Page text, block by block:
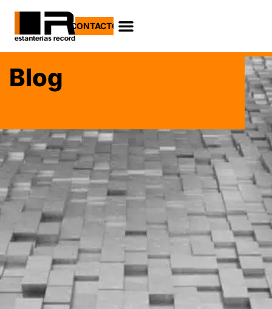
CONTACTO
Blog